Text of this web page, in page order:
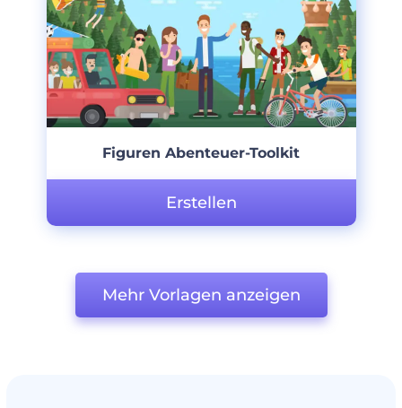
Figuren Abenteuer-Toolkit
Erstellen
Mehr Vorlagen anzeigen